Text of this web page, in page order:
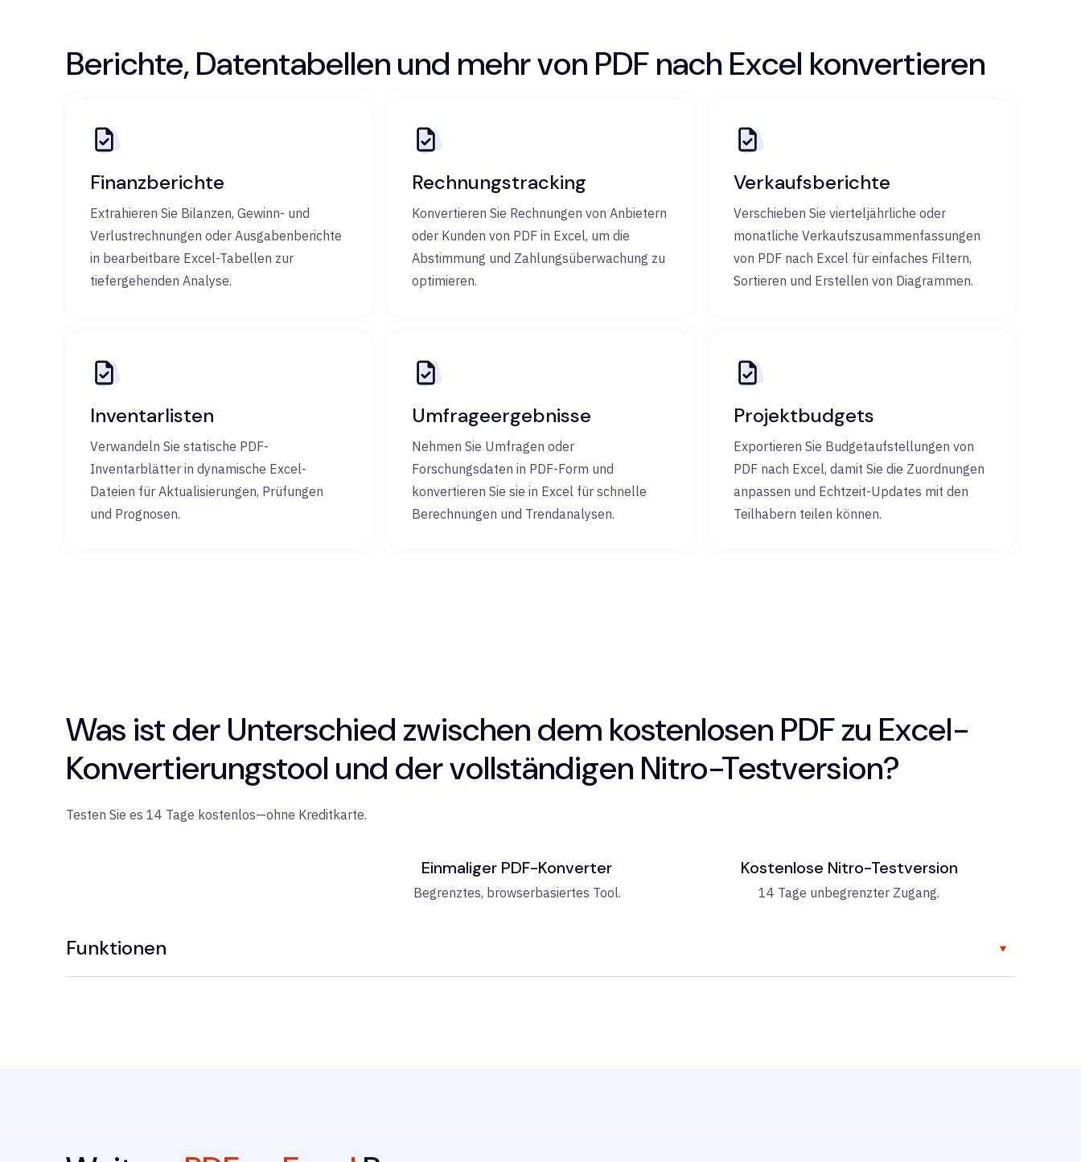
Berichte, Datentabellen und mehr von PDF nach Excel konvertieren
Finanzberichte
Extrahieren Sie Bilanzen, Gewinn- und
Verlustrechnungen oder Ausgabenberichte
in bearbeitbare Excel-Tabellen zur
tiefergehenden Analyse.
Rechnungstracking
Konvertieren Sie Rechnungen von Anbietern
oder Kunden von PDF in Excel, um die
Abstimmung und Zahlungsüberwachung zu
optimieren.
Verkaufsberichte
Verschieben Sie vierteljährliche oder
monatliche Verkaufszusammenfassungen
von PDF nach Excel für einfaches Filtern,
Sortieren und Erstellen von Diagrammen.
Inventarlisten
Verwandeln Sie statische PDF-
Inventarblätter in dynamische Excel-
Dateien für Aktualisierungen, Prüfungen
und Prognosen.
Umfrageergebnisse
Nehmen Sie Umfragen oder
Forschungsdaten in PDF-Form und
konvertieren Sie sie in Excel für schnelle
Berechnungen und Trendanalysen.
Projektbudgets
Exportieren Sie Budgetaufstellungen von
PDF nach Excel, damit Sie die Zuordnungen
anpassen und Echtzeit-Updates mit den
Teilhabern teilen können.
Was ist der Unterschied zwischen dem kostenlosen PDF zu Excel-
Konvertierungstool und der vollständigen Nitro-Testversion?
Testen Sie es 14 Tage kostenlos—ohne Kreditkarte.
Einmaliger PDF-Konverter
Begrenztes, browserbasiertes Tool.
Kostenlose Nitro-Testversion
14 Tage unbegrenzter Zugang.
Funktionen